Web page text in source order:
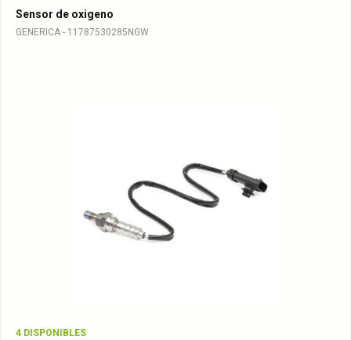
Sensor de oxigeno
GENERICA - 11787530285NGW
4 DISPONIBLES